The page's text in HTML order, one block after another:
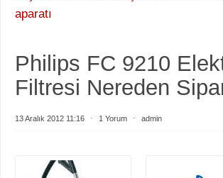
aparatı
Philips FC 9210
Filtresi Nereden
13 Aralık 2012 11:16 ⋅ 1 Yorum ⋅ admin